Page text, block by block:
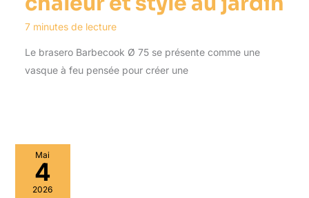
7 minutes de lecture
Le brasero Barbecook Ø 75 se présente comme une
vasque à feu pensée pour créer une
Mai
4
2026